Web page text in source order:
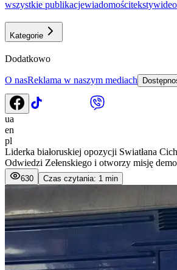
wszystkie publikacjewiadomościtekstywideo
Kategorie
Dodatkowo
O nasReklama w naszym mediach
ua
en
pl
Liderka białoruskiej opozycji Swiatłana
Odwiedzi Zełenskiego i otworzy misję
630 Czas czytania: 1 min